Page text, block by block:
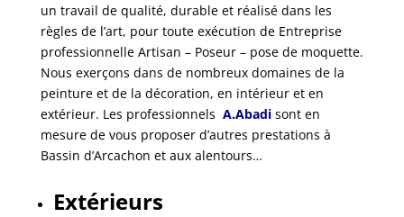
un travail de qualité, durable et réalisé dans les
règles de l’art, pour toute exécution de Entreprise
professionnelle Artisan – Poseur – pose de moquette.
Nous exerçons dans de nombreux domaines de la
peinture et de la décoration, en intérieur et en
extérieur. Les professionnels A.Abadisont en
mesure de vous proposer d’autres prestations à
Bassin d’Arcachon et aux alentours…
Extérieurs